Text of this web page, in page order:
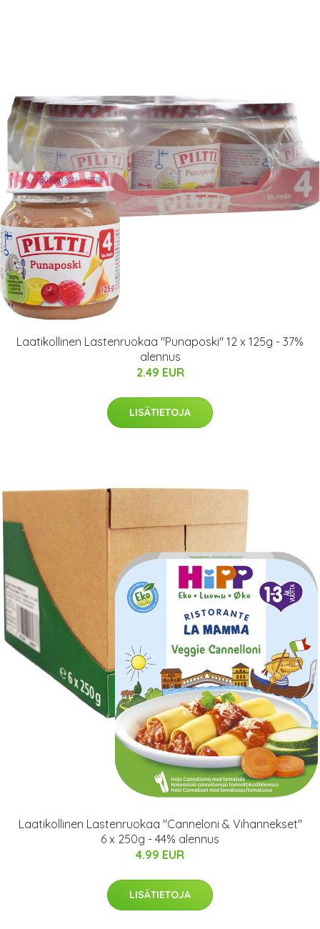
Laatikollinen Lastenruokaa "Punaposki" 12 x 125g - 37%
alennus
2.49 EUR
LISÄTIETOJA
Laatikollinen Lastenruokaa "Canneloni & Vihannekset"
6 x 250g - 44% alennus
4.99 EUR
LISÄTIETOJA